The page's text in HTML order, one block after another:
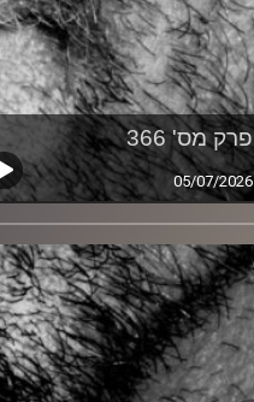
פרק מס' 366
05/07/2026